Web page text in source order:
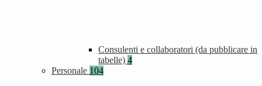
Consulenti e collaboratori (da pubblicare in
tabelle) 4
Personale 104